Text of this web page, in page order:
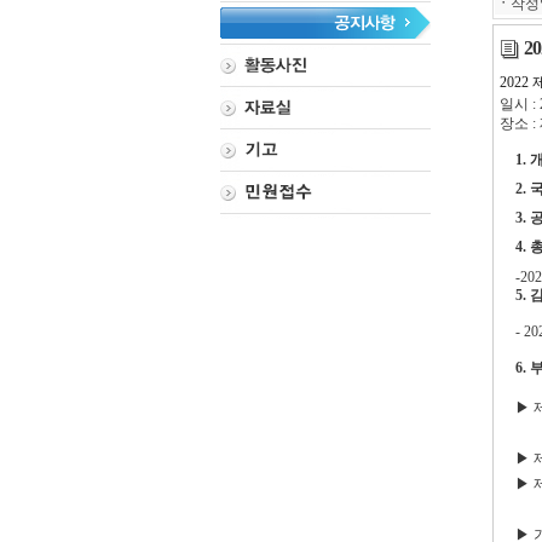
ㆍ 작
2022
일시 :
장소 :
1.
2.
3.
4.
-
5.
-
6.
▶
▶
▶
▶